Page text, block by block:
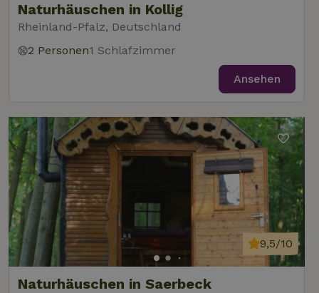
Naturhäuschen in Kollig
Rheinland-Pfalz, Deutschland
2 Personen1 Schlafzimmer
Ansehen
Naturhäuschen in Saerbeck
9,5/10